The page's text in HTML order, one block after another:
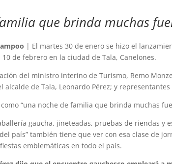
que brinda muchas
| El martes 30 de enero se hizo el
de febrero en la ciudad de Tala, Canelones.
del ministro interino de Turismo, Remo
alcalde de Tala, Leonardo Pérez; y
“una noche de familia que brinda muchas
gaucha, jineteadas, pruebas de riendas y
país” también tiene que ver con esa clase de
emblemáticas en todo el país.